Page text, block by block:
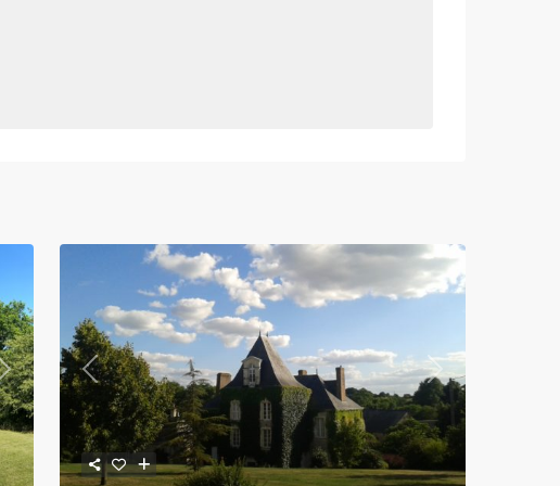
Next Previous Next